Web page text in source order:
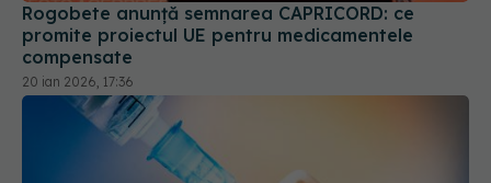
Rogobete anunță semnarea CAPRICORD: ce
promite proiectul UE pentru medicamentele
compensate
20 ian 2026, 17:36